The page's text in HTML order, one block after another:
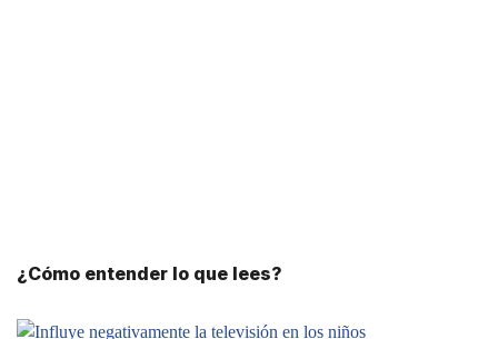
¿Cómo entender lo que lees?